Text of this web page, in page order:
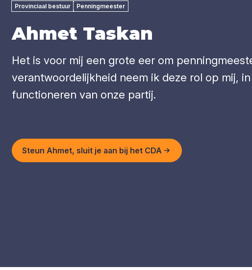
Provinciaal bestuur Penningmeester
Ahmet Tas­kan
Het is voor mij een grote eer om
verantwoordelijkheid neem ik deze rol op mij,
functioneren van onze partij.
Steun Ahmet, sluit je aan bij het CDA